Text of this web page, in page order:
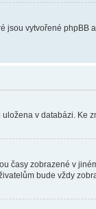
jsou vytvořené
v databázi. Ke
časy zobrazené v
bude vždy